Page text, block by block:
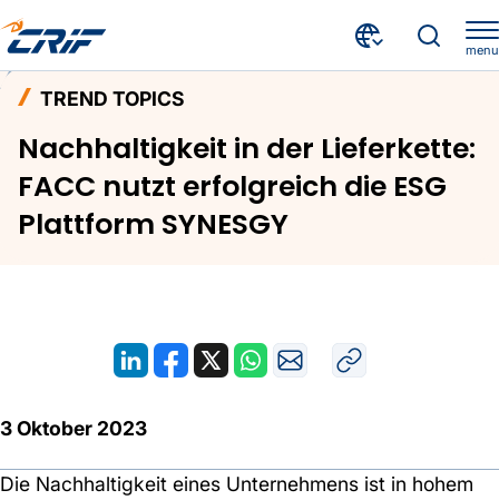
menu
TREND TOPICS
Nachhaltigkeit in der Lieferkette:
FACC nutzt erfolgreich die ESG
Plattform SYNESGY
3 Oktober 2023
Die Nachhaltigkeit eines Unternehmens ist in hohem